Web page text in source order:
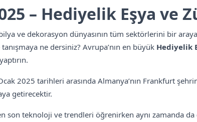
– Hediyelik Eşya ve
ve dekorasyon dünyasının tüm sektörlerini bir
ne dersiniz? Avrupa’nın en büyük Hediyelik
2025 tarihleri arasında Almanya’nın Frankfurt
getirecektir.
son teknoloji ve trendleri öğrenirken aynı zamanda